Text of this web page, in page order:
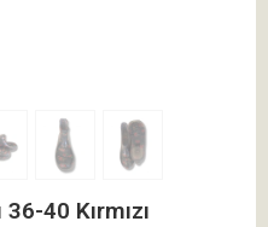
40 Kırmızı